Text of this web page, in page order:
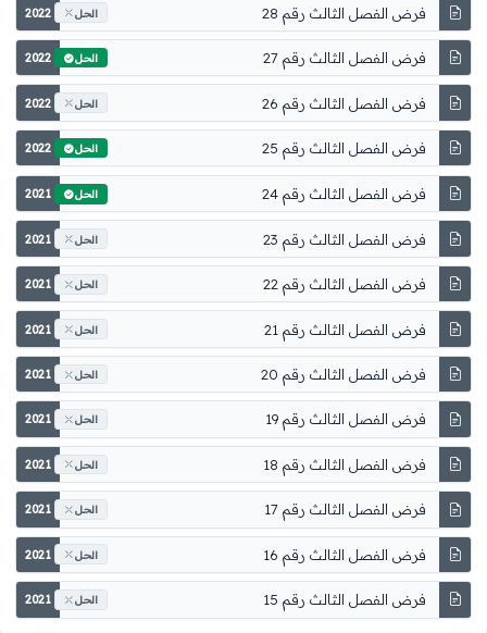
فرض الفصل الثالث رقم 28 2022 الحل
فرض الفصل الثالث رقم 27 2022 الحل
فرض الفصل الثالث رقم 26 2022 الحل
فرض الفصل الثالث رقم 25 2022 الحل
فرض الفصل الثالث رقم 24 2021 الحل
فرض الفصل الثالث رقم 23 2021 الحل
فرض الفصل الثالث رقم 22 2021 الحل
فرض الفصل الثالث رقم 21 2021 الحل
فرض الفصل الثالث رقم 20 2021 الحل
فرض الفصل الثالث رقم 19 2021 الحل
فرض الفصل الثالث رقم 18 2021 الحل
فرض الفصل الثالث رقم 17 2021 الحل
فرض الفصل الثالث رقم 16 2021 الحل
فرض الفصل الثالث رقم 15 2021 الحل